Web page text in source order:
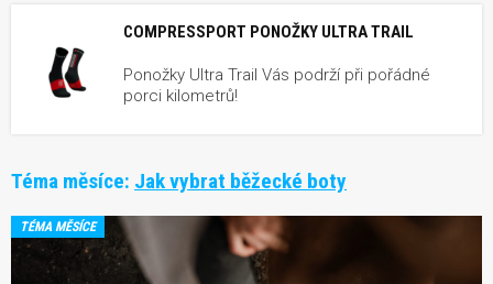
COMPRESSPORT PONOŽKY ULTRA TRAIL
Ponožky Ultra Trail Vás podrží při pořádné
porci kilometrů!
Téma měsíce: Jak vybrat běžecké boty
TÉMA MĚSÍCE